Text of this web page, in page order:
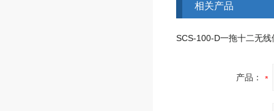
相关产品
产品：